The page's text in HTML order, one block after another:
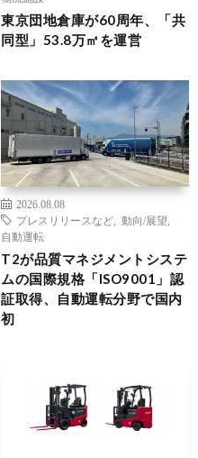
東京団地倉庫が60周年、「共
同型」53.8万㎡を運営
2026.08.08
プレスリリースなど
動向/展望
自動運転
T2が品質マネジメントシステ
ムの国際規格「ISO9001」認
証取得、自動運転分野で国内
初